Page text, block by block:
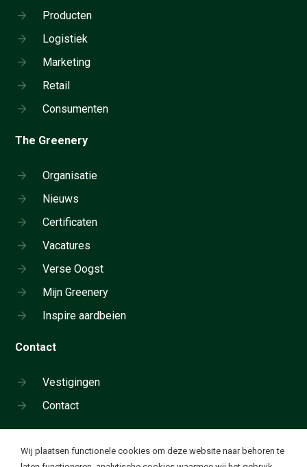
Producten
Logistiek
Marketing
Retail
Consumenten
The Greenery
Organisatie
Nieuws
Certificaten
Vacatures
Verse Oogst
Mijn Greenery
Inspire aardbeien
Contact
Vestigingen
Contact
Neem telefonisch contact op:
Wij plaatsen functionele cookies om deze website naar behoren te
Cookie instellingen